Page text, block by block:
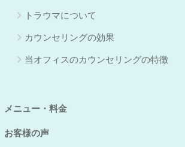
トラウマについて
カウンセリングの効果
当オフィスのカウンセリングの特徴
メニュー・料金
お客様の声